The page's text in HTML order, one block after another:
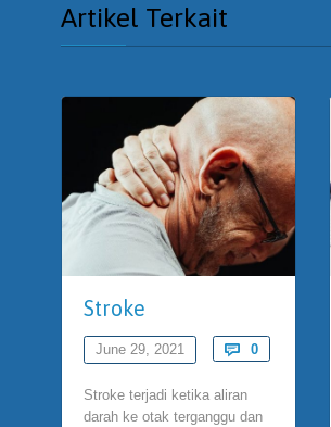
Artikel Terkait
Stroke
June 29, 2021  0Comments
Stroke terjadi ketika aliran
darah ke otak terganggu dan